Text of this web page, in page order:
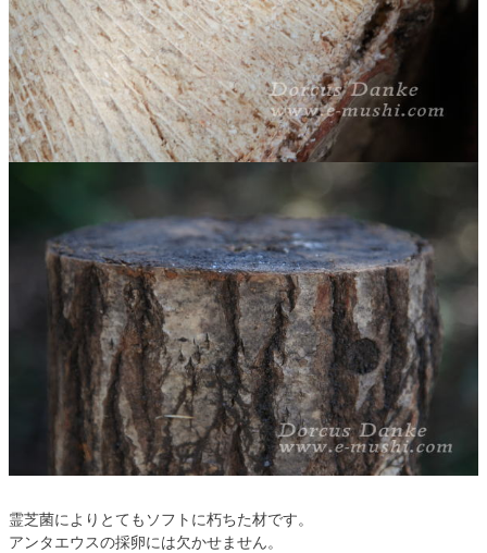
霊芝菌によりとてもソフトに朽ちた材です。
アンタエウスの採卵には欠かせません。